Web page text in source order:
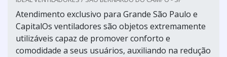
Atendimento exclusivo para Grande São Paulo e
CapitalOs ventiladores são objetos extremamente
utilizáveis capaz de promover conforto e
comodidade a seus usuários, auxiliando na redução